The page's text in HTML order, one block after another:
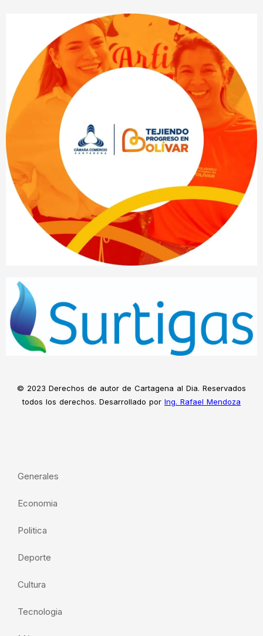
© 2023 Derechos de autor de Cartagena al Dia. Reservados
todos los derechos. Desarrollado por Ing. Rafael Mendoza
Generales
Economia
Politica
Deporte
Cultura
Tecnologia